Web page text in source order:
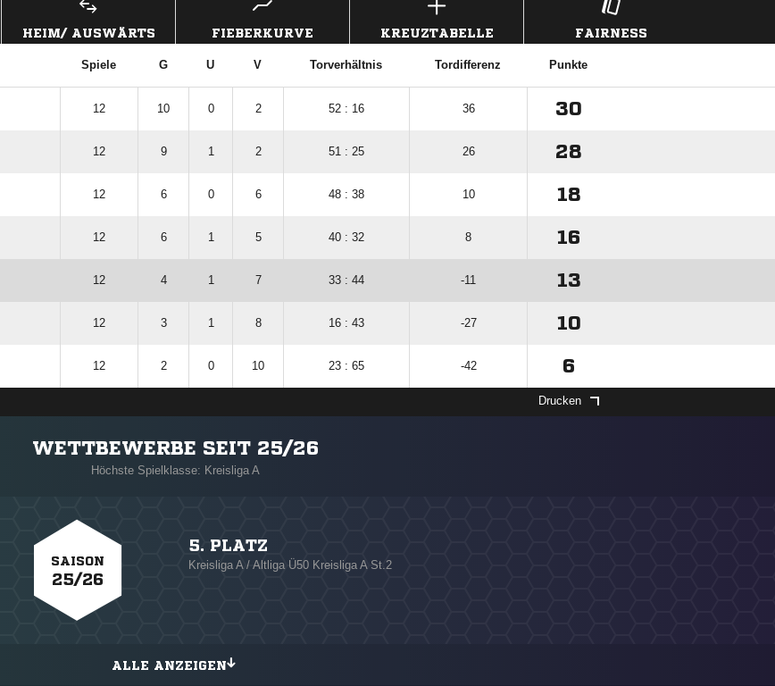
HEIM/ AUSWÄRTS FIEBERKURVE KREUZTABELLE FAIRNESS
Spiele G U V Torverhältnis Tordifferenz Punkte
12 10 0 2 52 : 16 36 30
12 9 1 2 51 : 25 26 28
12 6 0 6 48 : 38 10 18
12 6 1 5 40 : 32 8 16
12 4 1 7 33 : 44 -11 13
12 3 1 8 16 : 43 -27 10
12 2 0 10 23 : 65 -42 6
Drucken
WETTBEWERBE SEIT 25/26
Höchste Spielklasse: Kreisliga A
SAISON
25/26
5. PLATZ
Kreisliga A / Altliga Ü50 Kreisliga A St.2
ALLE ANZEIGEN